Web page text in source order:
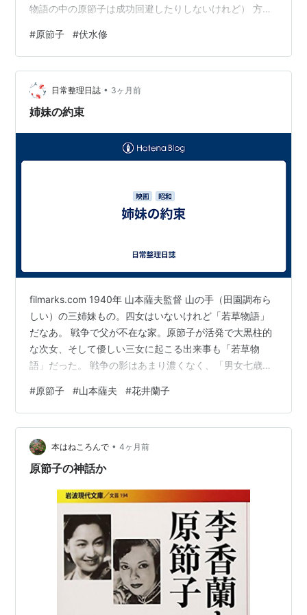
1947年11月04日「女だけの夜」東横
1947年12月09日「三本指の男」東横 ... 白木静子
1948年02月25日「誘惑」松竹大船
1948年06月01日「時の貞操 前篇」大映東京
1948年06月08日「時の貞操 後篇」大映東京
1948年06月23日「富士山頂」新東宝
1948年09月04日「颱風圏の女」松竹大船
1948年11月01日「幸福の限界」大映京都
1949年03月09日「お嬢さん乾杯」松竹大船
1949年07月19日「青い山脈」東宝＝藤本プロ
1949年09月13日「晩春」松竹大船 ... 紀子
1950年01月29日「白雪先生と子供たち」大映東京
1950年04月19日「女医の診察室」新東宝＝滝村プロ
1950年09月09日「アルプス物語 野性」大泉映画＝
芸研プロ
1950年10月14日「七色の花」東横
1951年05月23日「白痴」松竹大船 ... 那須妙子
1951年10月03日「麦秋」松竹大船 ... 間宮紀子
1952年02月14日「風ふたゝび」東宝
1952年05月14日「金の卵 Golden Girl」東宝 ...
賛助出演
1953年04月04日「恋の風雲児」東宝
1953年08月05日「白魚」東宝
1953年11月03日「東京物語」松竹大船 ... 二男の
嫁・紀子
1954年01月15日「山の音」東宝 ... 尾形菊子
1955年06月07日「ノンちゃん雲に乗る」新東宝
物語の中の原節子は成功回避したりしないけれど） 方向
波杏子の母・・「若い人」の主人公から名前をとったと
か・・→1937年「若い人」の解説にそのことが書いてあ
る。） 伏水監督 1936年の「東京ラプソディ」*1でも車
のシーンあったな。この映画はもちろん車の販売会社の
話だから車のシーンだらけ。監督お好きなのかな・・ *1:
#原節子 #伏水修
日常整理日誌 • 3ヶ月前
姉妹の約束
filmarks.com 1940年 山本薩夫監督 山の手（田園調布ら
しい）の三姉妹もの。四女はいないけれど「若草物語」
だなあ。 戦争で父が不在な家。原節子が活発で大黒柱的
な次女、そして優しい三女に起こる出来事も「若草物
語」だった。 戦争の影はあまり濃くなく、「男女七歳に
妹たちをつなぐ子猫。猫がおとなしくて、撮影意図にと
ても沿っているのにも感心。 原節子の伝記を読んでいる
と、おとなしすぎる役はあまり好んでおられなかったと
いう。これはとても楽しそうに演じておられるように見
受けられた。ひょいと妹をまるで赤ちゃんを抱っこする
#原節子 #山本薩夫 #花井蘭子
本はねころんで • 4ヶ月前
原節子の神話か